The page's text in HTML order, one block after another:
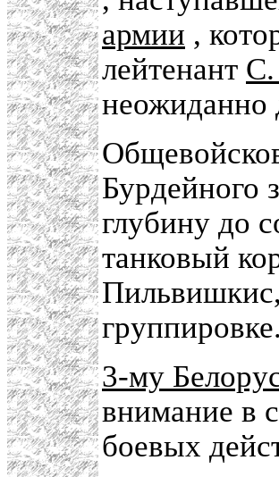
армии ,
лейтенант
неожиданно
Бурдейного
глубину до
танковый
Пильвишкис,
группировке.
3-му
внимание в
боевых